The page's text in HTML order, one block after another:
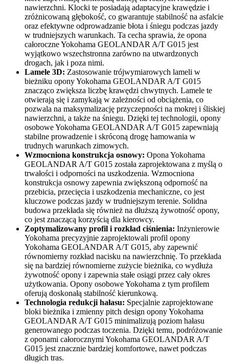
nawierzchni. Klocki te posiadają adaptacyjne krawędzie i
zróżnicowaną głębokość, co gwarantuje stabilność na asfalcie
oraz efektywne odprowadzanie błota i śniegu podczas jazdy
w trudniejszych warunkach. Ta cecha sprawia, że opona
całoroczne Yokohama GEOLANDAR A/T G015 jest
wyjątkowo wszechstronna zarówno na utwardzonych
drogach, jak i poza nimi.
Lamele 3D: Zastosowanie trójwymiarowych lameli w
bieżniku opony Yokohama GEOLANDAR A/T G015
znacząco zwiększa liczbę krawędzi chwytnych. Lamele te
otwierają się i zamykają w zależności od obciążenia, co
pozwala na maksymalizację przyczepności na mokrej i śliskiej
nawierzchni, a także na śniegu. Dzięki tej technologii, opony
osobowe Yokohama GEOLANDAR A/T G015 zapewniają
stabilne prowadzenie i skróconą drogę hamowania w
trudnych warunkach zimowych.
Wzmocniona konstrukcja osnowy: Opona Yokohama
GEOLANDAR A/T G015 została zaprojektowana z myślą o
trwałości i odporności na uszkodzenia. Wzmocniona
konstrukcja osnowy zapewnia zwiększoną odporność na
przebicia, przecięcia i uszkodzenia mechaniczne, co jest
kluczowe podczas jazdy w trudniejszym terenie. Solidna
budowa przekłada się również na dłuższą żywotność opony,
co jest znaczącą korzyścią dla kierowcy.
Zoptymalizowany profil i rozkład ciśnienia: Inżynierowie
Yokohama precyzyjnie zaprojektowali profil opony
Yokohama GEOLANDAR A/T G015, aby zapewnić
równomierny rozkład nacisku na nawierzchnię. To przekłada
się na bardziej równomierne zużycie bieżnika, co wydłuża
żywotność opony i zapewnia stałe osiągi przez cały okres
użytkowania. Opony osobowe Yokohama z tym profilem
oferują doskonałą stabilność kierunkową.
Technologia redukcji hałasu: Specjalnie zaprojektowane
bloki bieżnika i zmienny pitch design opony Yokohama
GEOLANDAR A/T G015 minimalizują poziom hałasu
generowanego podczas toczenia. Dzięki temu, podróżowanie
z oponami całorocznymi Yokohama GEOLANDAR A/T
G015 jest znacznie bardziej komfortowe, nawet podczas
długich tras.